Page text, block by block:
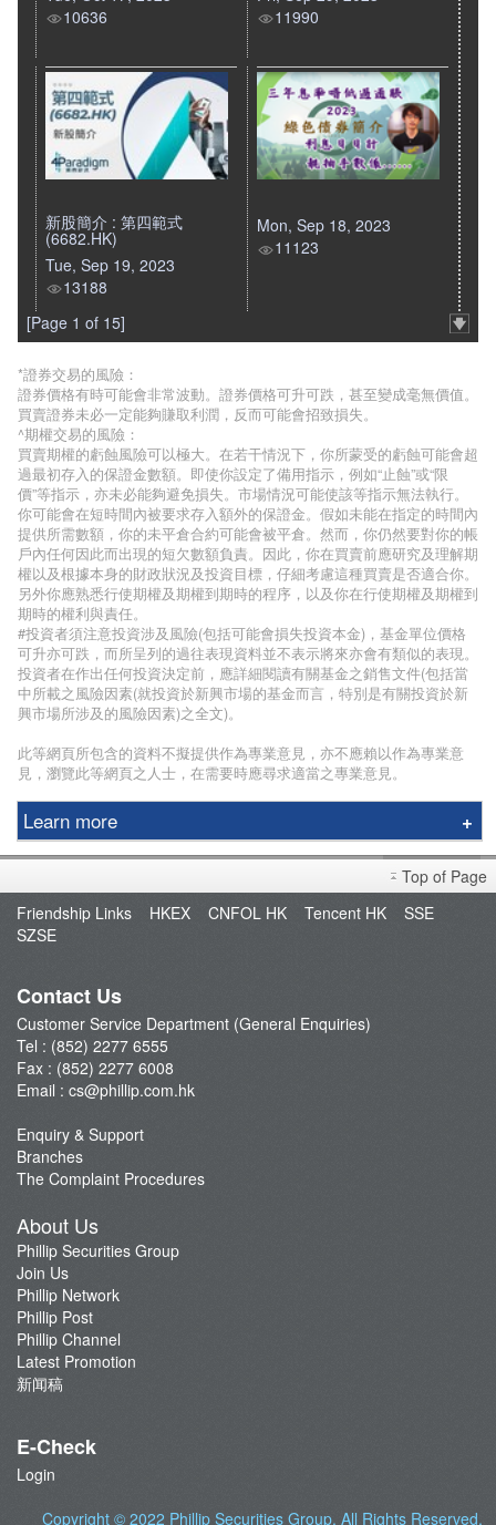
10636
11990
新股簡介 : 第四範式
(6682.HK)
Tue, Sep 19, 2023
13188
Mon, Sep 18, 2023
11123
[Page 1 of 15]
*證券交易的風險：
證券價格有時可能會非常波動。證券價格可升可跌，甚至變成毫無價值。
買賣證券未必一定能夠賺取利潤，反而可能會招致損失。
^期權交易的風險：
買賣期權的虧蝕風險可以極大。在若干情況下，你所蒙受的虧蝕可能會超
過最初存入的保證金數額。即使你設定了備用指示，例如“止蝕”或“限
價”等指示，亦未必能夠避免損失。市場情況可能使該等指示無法執行。
你可能會在短時間內被要求存入額外的保證金。假如未能在指定的時間內
提供所需數額，你的未平倉合約可能會被平倉。然而，你仍然要對你的帳
戶內任何因此而出現的短欠數額負責。因此，你在買賣前應研究及理解期
權以及根據本身的財政狀況及投資目標，仔細考慮這種買賣是否適合你。
另外你應熟悉行使期權及期權到期時的程序，以及你在行使期權及期權到
期時的權利與責任。
#投資者須注意投資涉及風險(包括可能會損失投資本金)，基金單位價格
可升亦可跌，而所呈列的過往表現資料並不表示將來亦會有類似的表現。
投資者在作出任何投資決定前，應詳細閱讀有關基金之銷售文件(包括當
中所載之風險因素(就投資於新興市場的基金而言，特別是有關投資於新
興市場所涉及的風險因素)之全文)。
此等網頁所包含的資料不擬提供作為專業意見，亦不應賴以作為專業意
見，瀏覽此等網頁之人士，在需要時應尋求適當之專業意見。
Learn more
Phillip Securities Group
Branches
Join Us
Phillip Post
新闻稿
Top of Page
Friendship Links
HKEX CNFOL HK Tencent HK
SSE
SZSE
Contact Us
Customer Service Department (General Enquiries)
Tel : (852) 2277 6555
Fax : (852) 2277 6008
Email : cs@phillip.com.hk
Enquiry & Support
Branches
The Complaint Procedures
About Us
Phillip Securities Group
Join Us
Phillip Network
Phillip Post
Phillip Channel
Latest Promotion
新闻稿
E-Check
Login
Copyright © 2022 Phillip Securities Group. All Rights Reserved.